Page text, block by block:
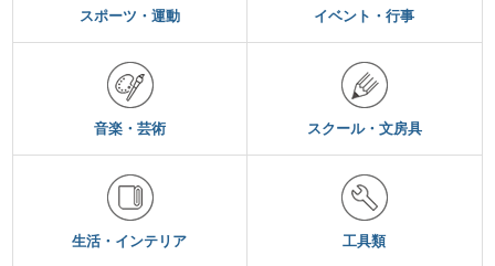
スポーツ・運動 イベント・行事
音楽・芸術 スクール・文房具
生活・インテリア 工具類